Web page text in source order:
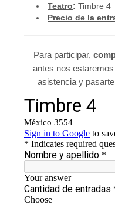
Teatro: Timbre 4
Precio de la
Para participar,
antes nos
asistencia y